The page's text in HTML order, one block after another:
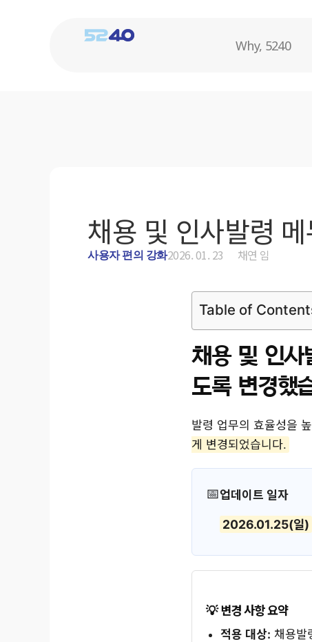
Why, 5240
Table of
채용 및 인사
도록 변경했
발령 업무의 효율성을
게 변경되었습니다.
업데이트 일자
2026.01.25(일)
변경 사항 요약
적용 대상: 채용발
채용 및 인사발령
사용자 편의 강화2026. 01. 23 채연 임